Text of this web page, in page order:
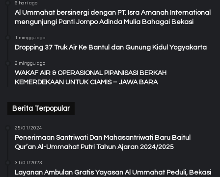
6 hari ago
Al Ummahat bersinergi dengan PT. Isra Amanah International
mengunjungi Panti Jompo Adinda Mulia Bahagai Bekasi
1 minggu ago
Dropping 37 Truk Air Ke Bantul dan Gunung Kidul Yogyakarta
2 minggu ago
WAKAF AIR & OPERASIONAL PIPANISASI BERKAH
KEMERDEKAAN UNTUK CIAMIS – JAWA BARA
Berita Terpopular
25/01/2024
Penerimaan Santriwati Dan Mahasantriwati Baru Baitul
Qur’an Al-Ummahat Putri Tahun Ajaran 2024/2025
31/01/2023
Layanan Ambulan Gratis Yayasan Al Ummahat Peduli, Bekasi